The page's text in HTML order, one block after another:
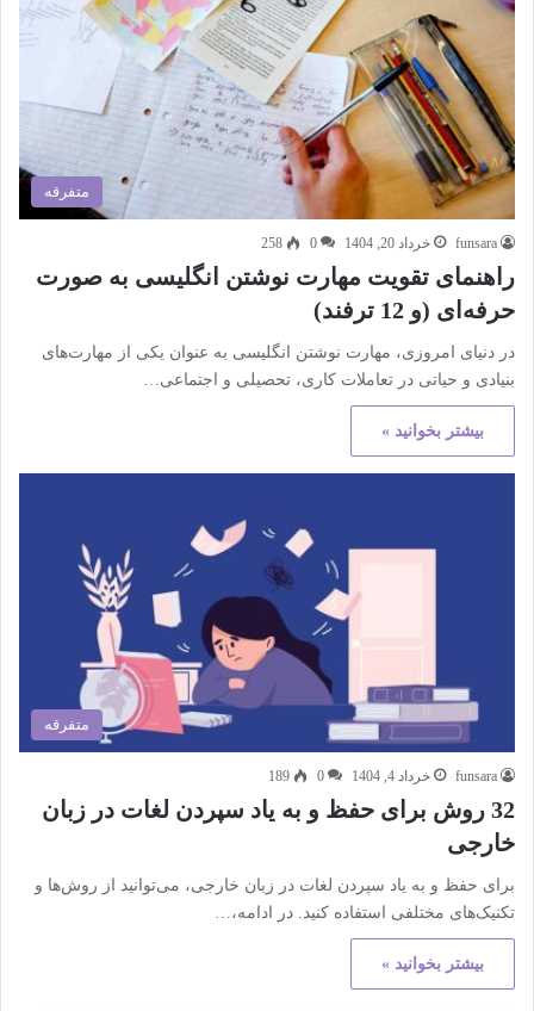
متفرقه
funsara خرداد 20, 1404 0
258
راهنمای تقویت مهارت نوشتن انگلیسی به صورت
حرفه‌ای (و 12 ترفند)
در دنیای امروزی، مهارت نوشتن انگلیسی به عنوان یکی از مهارت‌های
بنیادی و حیاتی در تعاملات کاری، تحصیلی و اجتماعی…
بیشتر بخوانید »
متفرقه
funsara خرداد 4, 1404 0
189
32 روش‌ برای حفظ و به یاد سپردن لغات در زبان
خارجی
برای حفظ و به یاد سپردن لغات در زبان خارجی، می‌توانید از روش‌ها و
تکنیک‌های مختلفی استفاده کنید. در ادامه،…
بیشتر بخوانید »